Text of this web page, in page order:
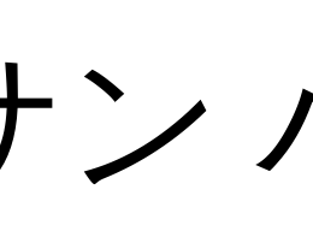
ン